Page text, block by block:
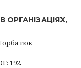
ОРГАНІЗАЦІЯХ,
192